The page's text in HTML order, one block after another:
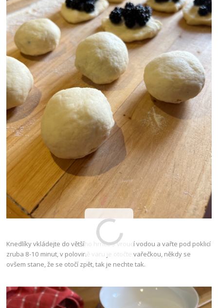
Knedlíky vkládejte do většího hrnce s vroucí vodou a vařte pod poklicí
zruba 8-10 minut, v polovině varu je otočte vařečkou, někdy se
ovšem stane, že se otočí zpět, tak je nechte tak.